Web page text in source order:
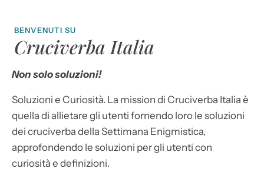
BENVENUTI SU
Cruciverba Italia
Non solo soluzioni!
Soluzioni e Curiosità. La mission di Cruciverba Italia è
quella di allietare gli utenti fornendo loro le soluzioni
dei cruciverba della Settimana Enigmistica,
approfondendo le soluzioni per gli utenti con
curiosità e definizioni.